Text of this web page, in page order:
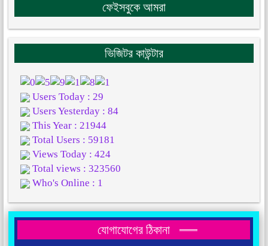
ফেইসবুকে আমরা
ভিজিটর কাউন্টার
Users Today : 29
Users Yesterday : 84
This Year : 21944
Total Users : 59181
Views Today : 424
Total views : 323560
Who's Online : 1
যোগাযোগের ঠিকানা